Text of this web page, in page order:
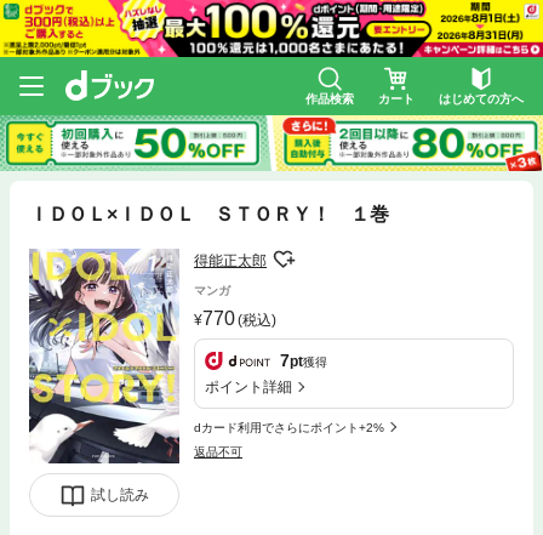
作品検索 カート はじめての方へ
ＩＤＯＬ×ＩＤＯＬ ＳＴＯＲＹ！ １巻
試し読み
得能正太郎
マンガ
770(税込)
7pt獲得
ポイント詳細
dカード利用でさらにポイント+2%
返品不可